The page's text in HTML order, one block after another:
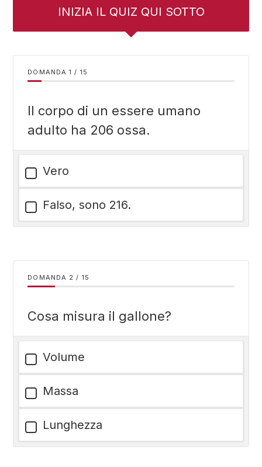
INIZIA IL QUIZ QUI SOTTO
DOMANDA / 15
Il corpo di un essere umano
adulto ha 206 ossa.
Vero
Falso, sono 216.
DOMANDA / 15
Cosa misura il gallone?
Volume
Massa
Lunghezza